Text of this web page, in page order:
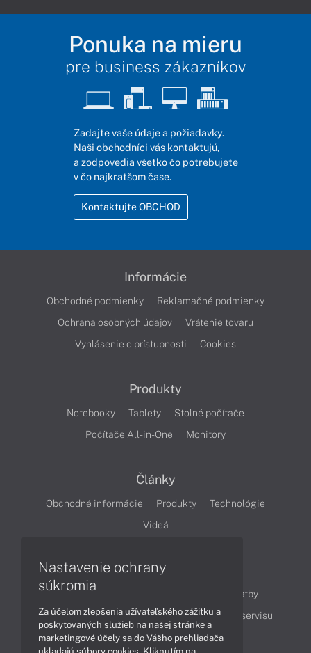
Ponuka na mieru
pre business zákazníkov
Zadajte vaše údaje a požiadavky.
Naši obchodníci vás kontaktujú,
a zodpovedia všetko čo potrebujete
v čo najkratšom čase.
Kontaktujte OBCHOD
Informácie
Obchodné podmienky
Reklamačné podmienky
Ochrana osobných údajov
Vrátenie tovaru
Vyhlásenie o prístupnosti
Cookies
Produkty
Notebooky Tablety
Stolné počítače
Počítače All-in-One
Monitory
Články
Obchodné informácie Produkty
Technológie
Videá
Obsah
Ako nakupovať
Možnosti doručenia a platby
Podpora a servis
Servisné služby Cenník servisu
Nastavenie ochrany
súkromia
Za účelom zlepšenia užívateľského zážitku a
poskytovaných služieb na našej stránke a
marketingové účely sa do Vášho prehliadača